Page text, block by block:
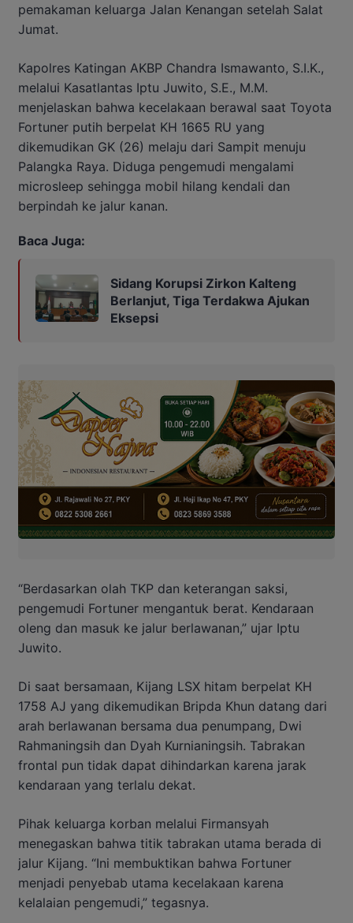
pemakaman keluarga Jalan Kenangan setelah Salat
Jumat.
Kapolres Katingan AKBP Chandra Ismawanto, S.I.K.,
melalui Kasatlantas Iptu Juwito, S.E., M.M.
menjelaskan bahwa kecelakaan berawal saat Toyota
Fortuner putih berpelat KH 1665 RU yang
dikemudikan GK (26) melaju dari Sampit menuju
Palangka Raya. Diduga pengemudi mengalami
microsleep sehingga mobil hilang kendali dan
berpindah ke jalur kanan.
Baca Juga:
Sidang Korupsi Zirkon Kalteng
Berlanjut, Tiga Terdakwa Ajukan
Eksepsi
“Berdasarkan olah TKP dan keterangan saksi,
pengemudi Fortuner mengantuk berat. Kendaraan
oleng dan masuk ke jalur berlawanan,” ujar Iptu
Juwito.
Di saat bersamaan, Kijang LSX hitam berpelat KH
1758 AJ yang dikemudikan Bripda Khun datang dari
arah berlawanan bersama dua penumpang, Dwi
Rahmaningsih dan Dyah Kurnianingsih. Tabrakan
frontal pun tidak dapat dihindarkan karena jarak
kendaraan yang terlalu dekat.
Pihak keluarga korban melalui Firmansyah
menegaskan bahwa titik tabrakan utama berada di
jalur Kijang. “Ini membuktikan bahwa Fortuner
menjadi penyebab utama kecelakaan karena
kelalaian pengemudi,” tegasnya.